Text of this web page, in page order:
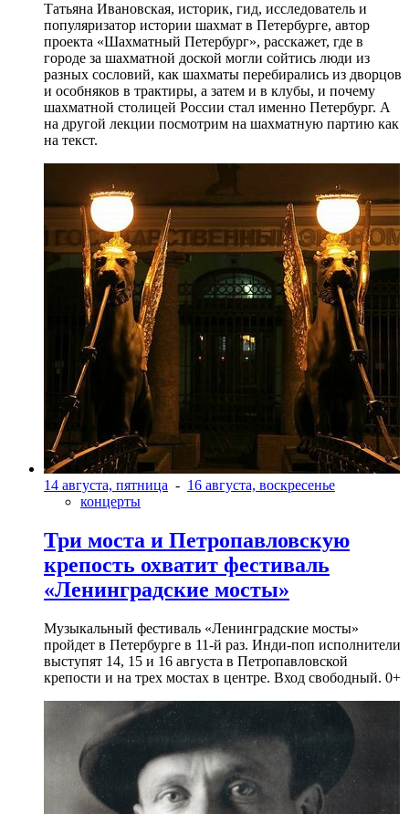
Татьяна Ивановская, историк, гид, исследователь и
популяризатор истории шахмат в Петербурге, автор
проекта «Шахматный Петербург», расскажет, где в
городе за шахматной доской могли сойтись люди из
разных сословий, как шахматы перебирались из дворцов
и особняков в трактиры, а затем и в клубы, и почему
шахматной столицей России стал именно Петербург. А
на другой лекции посмотрим на шахматную партию как
на текст.
14 августа, пятница - 16 августа, воскресенье
концерты
Три моста и Петропавловскую
крепость охватит фестиваль
«Ленинградские мосты»
Музыкальный фестиваль «Ленинградские мосты»
пройдет в Петербурге в 11-й раз. Инди-поп исполнители
выступят 14, 15 и 16 августа в Петропавловской
крепости и на трех мостах в центре. Вход свободный. 0+